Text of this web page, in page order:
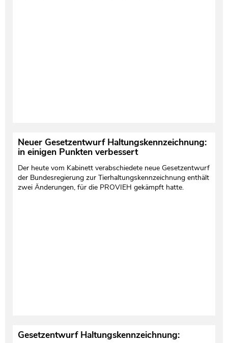
Neuer Gesetzentwurf Haltungskennzeichnung:
in einigen Punkten verbessert
Der heute vom Kabinett verabschiedete neue Gesetzentwurf
der Bundesregierung zur Tierhaltungskennzeichnung enthält
zwei Änderungen, für die PROVIEH gekämpft hatte.
Gesetzentwurf Haltungskennzeichnung: